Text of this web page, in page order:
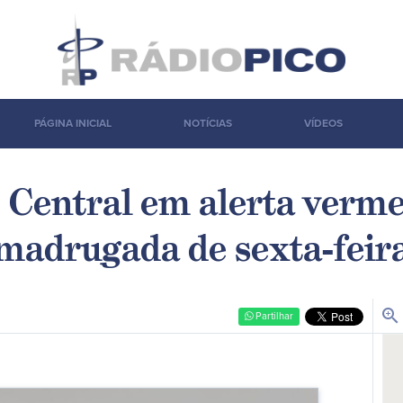
PÁGINA INICIAL NOTÍCIAS VÍDEOS
em alerta
de sexta-
Partilhar zoom_in